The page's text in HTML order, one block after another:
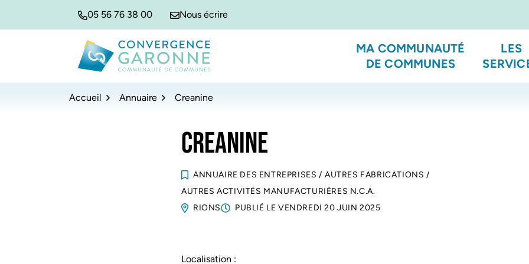
05 56 76 38 00 Nous écrire
Convergence Garonne
MA COMMUNAUTÉ
DE COMMUNES
LES
Accueil Annuaire Creanine
CREANINE
ANNUAIRE DES ENTREPRISES / AUTRES FABRICATIONS /
AUTRES ACTIVITÉS MANUFACTURIÈRES N.C.A.
RIONS
PUBLIÉ LE VENDREDI 20 JUIN 2025
Localisation :